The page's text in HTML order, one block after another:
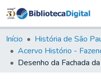
Início
História de São